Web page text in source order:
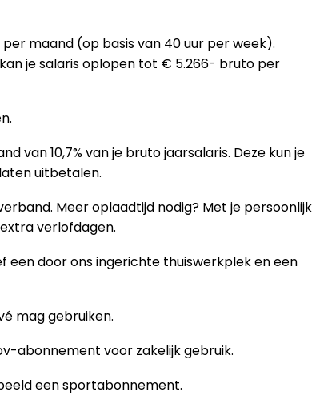
maand (op basis van 40 uur per week).
je salaris oplopen tot € 5.266- bruto per
van 10,7% van je bruto jaarsalaris. Deze kun je
uitbetalen.
Meer oplaadtijd nodig? Met je persoonlijk
verlofdagen.
een door ons ingerichte thuiswerkplek en een
mag gebruiken.
abonnement voor zakelijk gebruik.
een sportabonnement.